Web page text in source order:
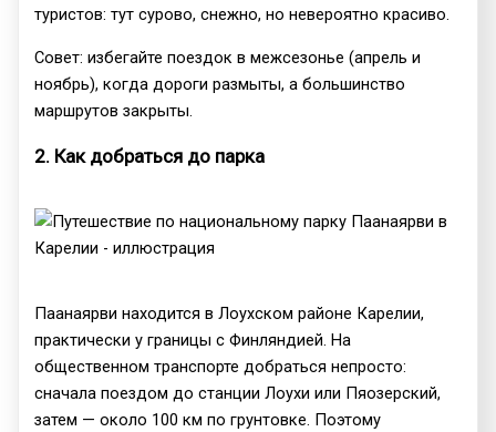
туристов: тут сурово, снежно, но невероятно красиво.
Совет: избегайте поездок в межсезонье (апрель и
ноябрь), когда дороги размыты, а большинство
маршрутов закрыты.
2. Как добраться до парка
Паанаярви находится в Лоухском районе Карелии,
практически у границы с Финляндией. На
общественном транспорте добраться непросто:
сначала поездом до станции Лоухи или Пяозерский,
затем — около 100 км по грунтовке. Поэтому